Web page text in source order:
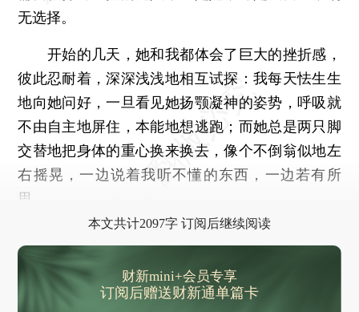
无选择。
开始的几天，她和我都体会了巨大的挫折感，
彼此忍耐着，深深浅浅地相互试探：我每天怯生生
地向她问好，一旦看见她扬颚凝神的姿势，呼吸就
不由自主地屏住，本能地想逃跑；而她总是两只脚
交替地把身体的重心换来换去，像个不倒翁似地左
右摇晃，一边说着我听不懂的东西，一边若有所
思。
本文共计2097字 订阅后继续阅读
财新mini+会员专享
订阅后赠送财新通单篇卡